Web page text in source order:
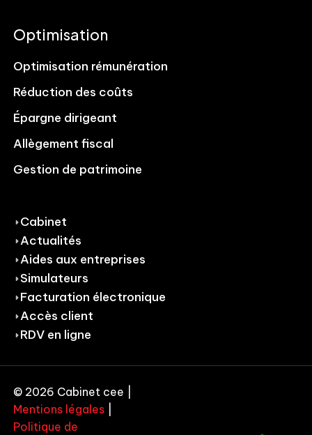
Optimisation
Optimisation rémunération
Réduction des coûts
Épargne dirigeant
Allègement fiscal
Gestion de patrimoine
Cabinet
Actualités
Aides aux entreprises
Simulateurs
Facturation électronique
Accès client
RDV en ligne
© 2026 Cabinet cee |
Mentions légales
Politique de